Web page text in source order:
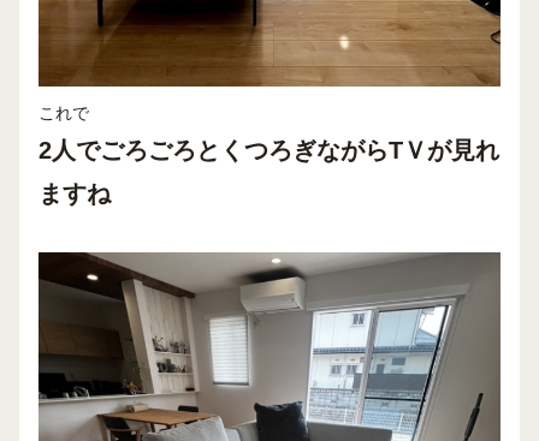
これで
2人でごろごろとくつろぎながらTＶが見れ
ますね